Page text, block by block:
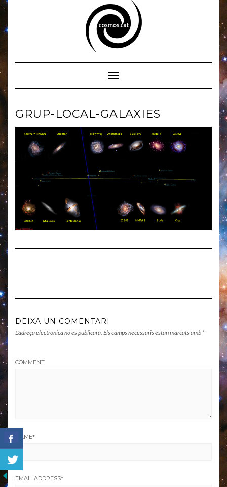
Skip
Toggle Navigation
GRUP-LOCAL-GALAXIES
DEIXA UN COMENTARI
L'adreça electrònica no es publicarà. Els camps necessaris estan marcats amb *
COMMENT
NAME*
EMAIL ADDRESS*